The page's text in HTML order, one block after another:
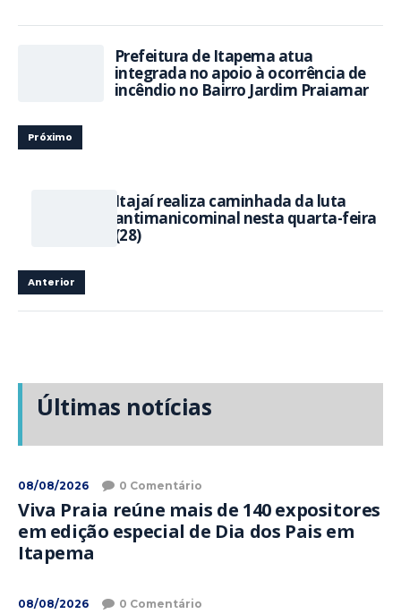
Prefeitura de Itapema atua
integrada no apoio à ocorrência de
incêndio no Bairro Jardim Praiamar
Próximo
Itajaí realiza caminhada da luta
antimanicominal nesta quarta-feira
(28)
Anterior
Últimas notícias
08/08/2026 0 Comentário
Viva Praia reúne mais de 140 expositores
em edição especial de Dia dos Pais em
Itapema
08/08/2026 0 Comentário